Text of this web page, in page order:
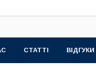
СТАТТІ ВІДГУКИ